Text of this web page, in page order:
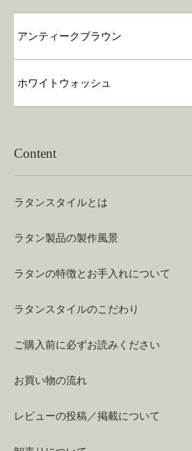
アンティークブラウン
ホワイトウォッシュ
Content
ラタンスタイルとは
ラタン製品の製作風景
ラタンの特徴とお手入れについて
ラタンスタイルのこだわり
ご購入前に必ずお読みください
お買い物の流れ
レビューの投稿／掲載について